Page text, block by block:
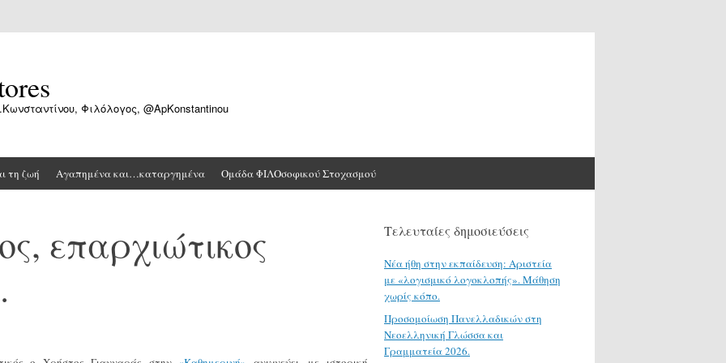
Φιλόλογος, @ApKonstantinou
τη ζωή Αγαπημένα και…καταργημένα Ομάδα ΦΙΛΟσοφικού Στοχασμού
επαρχιώτικος
Τελευταίες δημοσιεύσεις
Νέα ήθη στην εκπαίδευση: Αριστεία
με «λογισμικό λογοκλοπής». Μάθηση
χωρίς κόπο.
Προσομοίωση Πανελλαδικών στη
Νεοελληνική Γλώσσα και
Γραμματεία 2026.